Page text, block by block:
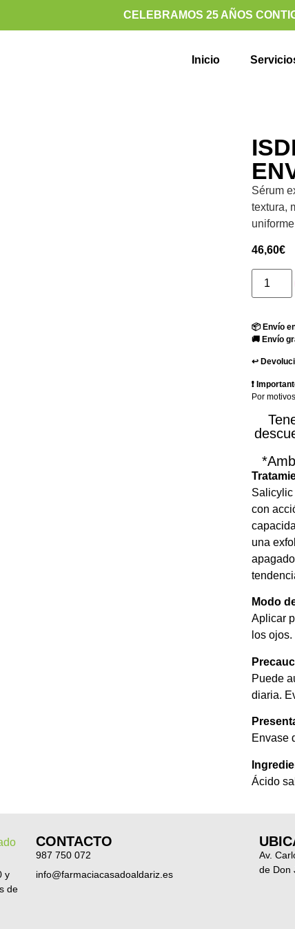
CELEBRAMOS 25 AÑOS
Inicio
Sérum
textura,
46,60€
📦 Envío
🚚 Envío
↩️
❗
Por
con
una
Modo
Aplicar
los
Puede
diaria.
Envase
Ácido
y
de
CONTACTO
987 750 072
info@farmaciacasadoaldariz.es
Av.
de Don